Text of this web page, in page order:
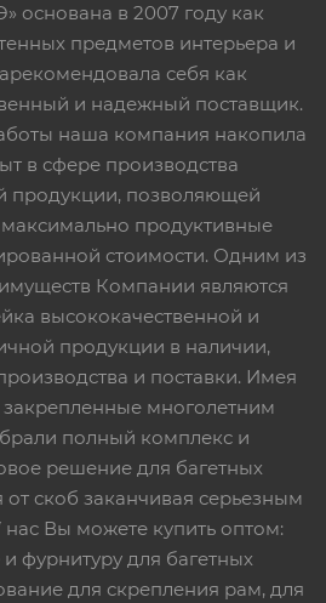
основана в 2007 году как
предметов интерьера и
себя как
и надежный поставщик.
наша компания накопила
в сфере производства
продукции, позволяющей
продуктивные
стоимости. Одним из
Компании являются
высококачественной и
продукции в наличии,
и поставки. Имея
закрепленные многолетним
полный комплекс и
решение для багетных
от скоб заканчивая серьезным
Вы можете купить оптом:
фурнитуру для багетных
для скрепления рам, для